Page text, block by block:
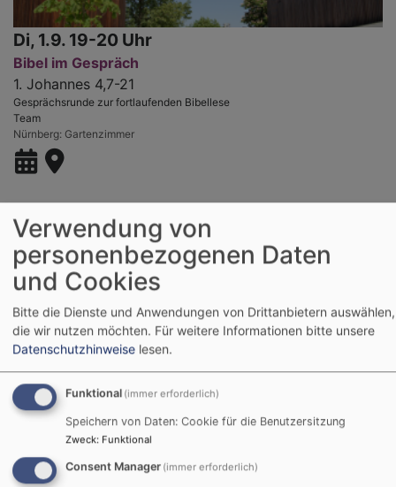
Di, 1.9. 19-20 Uhr
Bibel im Gespräch
1. Johannes 4,7-21
Gesprächsrunde zur fortlaufenden Bibellese
Team
Nürnberg Gartenzimmer
So, 6.9. 9:30 Uhr
Gottesdienst mit Abendmahl
Pfarrer Michael Boronowsky
Verwendung von
personenbezogenen Daten
und Cookies
Bitte die Dienste und Anwendungen von Drittanbietern auswählen,
die wir nutzen möchten. Für weitere Informationen bitte unsere
Datenschutzhinweise lesen.
Funktional (immer erforderlich)
Speichern von Daten: Cookie für die Benutzersitzung
Zweck: Funktional
Consent Manager (immer erforderlich)